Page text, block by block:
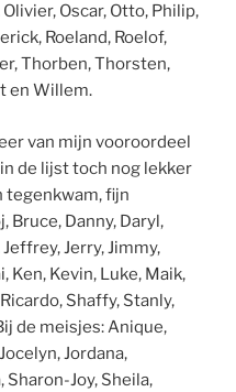
Oscar, Otto, Philip,
Roeland, Roelof,
Thorben, Thorsten,
en Willem.
van mijn vooroordeel
de lijst toch nog lekker
tegenkwam, fijn
Bruce, Danny, Daryl,
Jerry, Jimmy,
Ken, Kevin, Luke, Maik,
Shaffy, Stanly,
de meisjes: Anique,
Jordana,
Sharon-Joy, Sheila,